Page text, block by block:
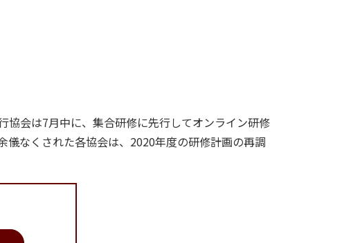
会は7月中に、集合研修に先行してオンライン研修
なくされた各協会は、2020年度の研修計画の再調